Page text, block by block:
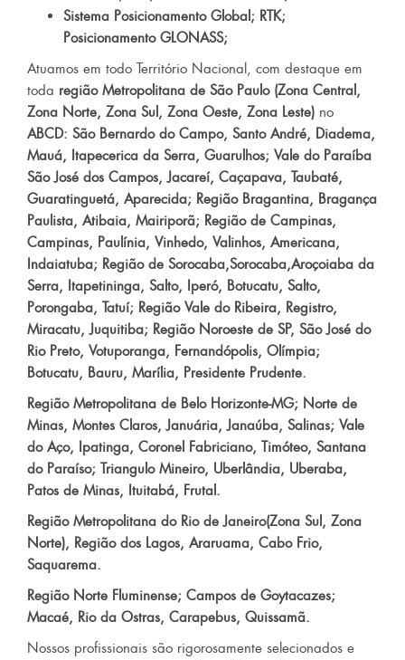
Sistema Posicionamento Global; RTK;
Posicionamento GLONASS;
Atuamos em todo Território Nacional, com destaque em
toda região Metropolitana de São Paulo (Zona Central,
Zona Norte, Zona Sul, Zona Oeste, Zona Leste) no
ABCD: São Bernardo do Campo, Santo André, Diadema,
Mauá, Itapecerica da Serra, Guarulhos; Vale do Paraíba
São José dos Campos, Jacareí, Caçapava, Taubaté,
Guaratinguetá, Aparecida; Região Bragantina, Bragança
Paulista, Atibaia, Mairiporã; Região de Campinas,
Campinas, Paulínia, Vinhedo, Valinhos, Americana,
Indaiatuba; Região de Sorocaba,Sorocaba,Aroçoiaba da
Serra, Itapetininga, Salto, Iperó, Botucatu, Salto,
Porongaba, Tatuí; Região Vale do Ribeira, Registro,
Miracatu, Juquitiba; Região Noroeste de SP, São José do
Rio Preto, Votuporanga, Fernandópolis, Olímpia;
Botucatu, Bauru, Marília, Presidente Prudente.
Região Metropolitana de Belo Horizonte-MG; Norte de
Minas, Montes Claros, Januária, Janaúba, Salinas; Vale
do Aço, Ipatinga, Coronel Fabriciano, Timóteo, Santana
do Paraíso; Triangulo Mineiro, Uberlândia, Uberaba,
Patos de Minas, Ituitabá, Frutal.
Região Metropolitana do Rio de Janeiro(Zona Sul, Zona
Norte), Região dos Lagos, Araruama, Cabo Frio,
Saquarema.
Região Norte Fluminense; Campos de Goytacazes;
Macaé, Rio da Ostras, Carapebus, Quissamã.
Nossos profissionais são rigorosamente selecionados e